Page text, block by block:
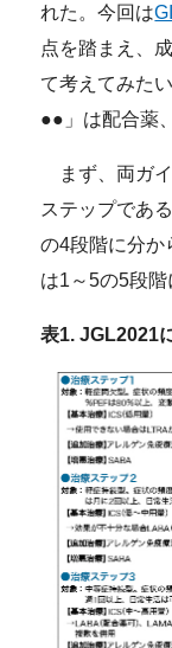
れた。今回は
点を踏まえ、
て考えてみた
●●」は配合薬
まず、両ガ
ステップであ
の4段階に分か
は1～5の5段階
表1. JGL2021